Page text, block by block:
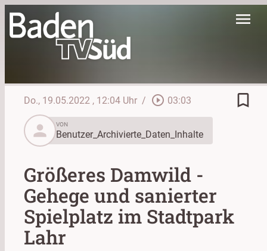
menu
Do., 19.05.2022 , 12:04 Uhr / play_circle_outline 03:03
bookmark_border
person
VON
Benutzer_Archivierte_Daten_Inhalte
Größeres Damwild -
Gehege und sanierter
Spielplatz im Stadtpark
Lahr